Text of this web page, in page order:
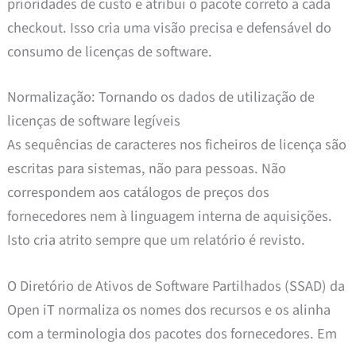
checkout. Isso cria uma visão precisa e defensável do
consumo de licenças de software.
Normalização: Tornando os dados de utilização de
licenças de software legíveis
As sequências de caracteres nos ficheiros de licença são
escritas para sistemas, não para pessoas. Não
correspondem aos catálogos de preços dos
fornecedores nem à linguagem interna de aquisições.
Isto cria atrito sempre que um relatório é revisto.
O Diretório de Ativos de Software Partilhados (SSAD) da
Open iT normaliza os nomes dos recursos e os alinha
com a terminologia dos pacotes dos fornecedores. Em